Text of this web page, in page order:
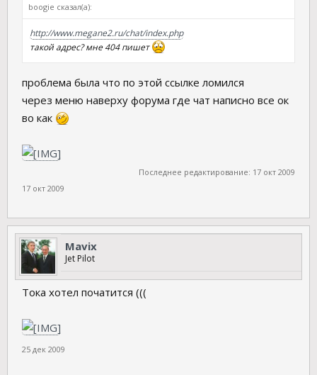
boogie сказал(а):
http://www.megane2.ru/chat/index.php
такой адрес? мне 404 пишет
проблема была что по этой ссылке ломился
через меню наверху форума где чат написно все ок
во как
Последнее редактирование: 17 окт 2009
17 окт 2009
Mavix
Jet Pilot
Тока хотел початится (((
25 дек 2009